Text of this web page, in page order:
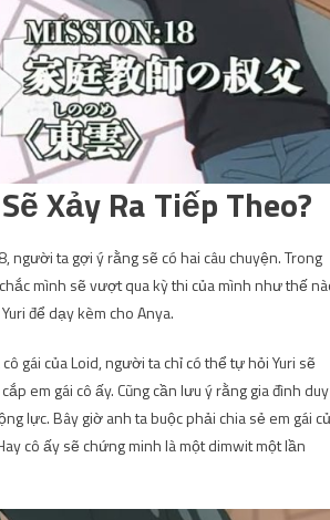
Xảy Ra Tiếp Theo?
người ta gợi ý rằng sẽ có hai câu chuyện. Trong
mình sẽ vượt qua kỳ thi của mình như thế
để dạy kèm cho Anya.
gái của Loid, người ta chỉ có thể tự hỏi Yuri sẽ
em gái cô ấy. Cũng cần lưu ý rằng gia đình duy
lực. Bây giờ anh ta buộc phải chia sẻ em gái
cô ấy sẽ chứng minh là một dimwit một lần